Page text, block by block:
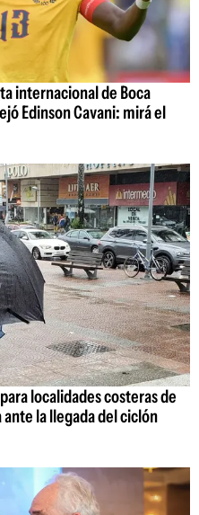
internacional de Boca
Edinson Cavani: mirá el
localidades costeras de
la llegada del ciclón